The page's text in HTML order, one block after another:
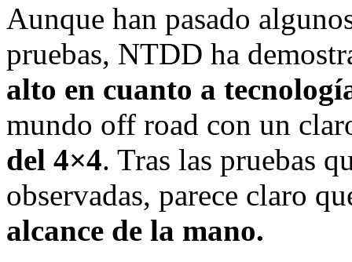
Aunque han pasado
pruebas, NTDD ha
alto en cuanto a
mundo off road con un
del 4×4. Tras las pruebas
observadas, parece claro
alcance de la mano.